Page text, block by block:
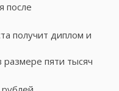
после
получит диплом и
пяти тысяч